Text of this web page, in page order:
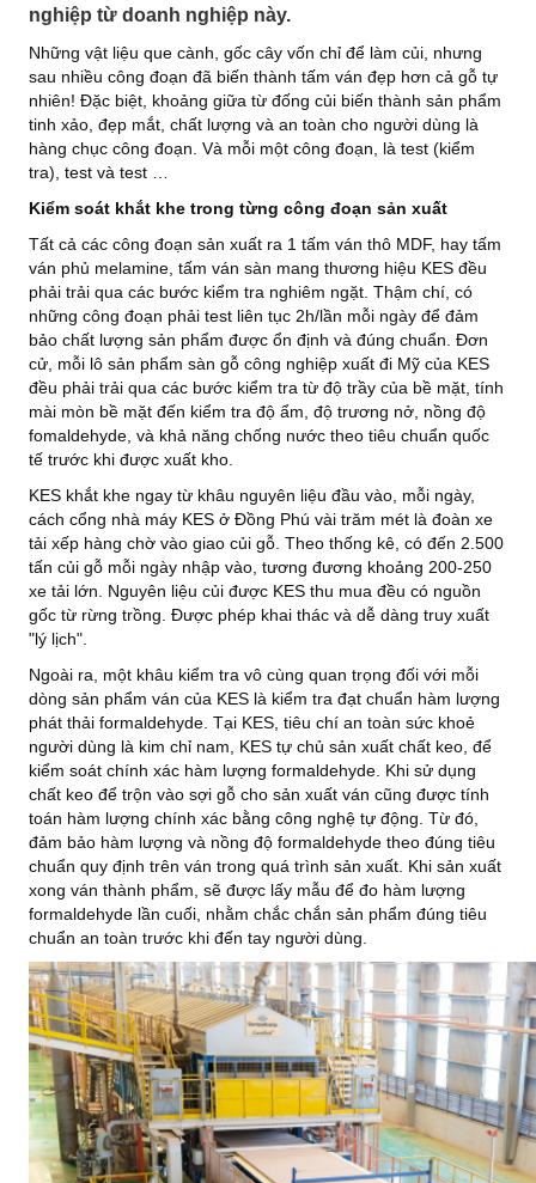
nghiệp từ doanh nghiệp này.
Những vật liệu que cành, gốc cây vốn chỉ để làm củi, nhưng
sau nhiều công đoạn đã biến thành tấm ván đẹp hơn cả gỗ tự
nhiên! Đặc biệt, khoảng giữa từ đống củi biến thành sản phẩm
tinh xảo, đẹp mắt, chất lượng và an toàn cho người dùng là
hàng chục công đoạn. Và mỗi một công đoạn, là test (kiểm
tra), test và test …
Kiểm soát khắt khe trong từng công đoạn sản xuất
Tất cả các công đoạn sản xuất ra 1 tấm ván thô MDF, hay tấm
ván phủ melamine, tấm ván sàn mang thương hiệu KES đều
phải trải qua các bước kiểm tra nghiêm ngặt. Thậm chí, có
những công đoạn phải test liên tục 2h/lần mỗi ngày để đảm
bảo chất lượng sản phẩm được ổn định và đúng chuẩn. Đơn
cử, mỗi lô sản phẩm sàn gỗ công nghiệp xuất đi Mỹ của KES
đều phải trải qua các bước kiểm tra từ độ trầy của bề mặt, tính
mài mòn bề mặt đến kiểm tra độ ẩm, độ trương nở, nồng độ
fomaldehyde, và khả năng chống nước theo tiêu chuẩn quốc
tế trước khi được xuất kho.
KES khắt khe ngay từ khâu nguyên liệu đầu vào, mỗi ngày,
cách cổng nhà máy KES ở Đồng Phú vài trăm mét là đoàn xe
tải xếp hàng chờ vào giao củi gỗ. Theo thống kê, có đến 2.500
tấn củi gỗ mỗi ngày nhập vào, tương đương khoảng 200-250
xe tải lớn. Nguyên liệu củi được KES thu mua đều có nguồn
gốc từ rừng trồng. Được phép khai thác và dễ dàng truy xuất
"lý lịch".
Ngoài ra, một khâu kiểm tra vô cùng quan trọng đối với mỗi
dòng sản phẩm ván của KES là kiểm tra đạt chuẩn hàm lượng
phát thải formaldehyde. Tại KES, tiêu chí an toàn sức khoẻ
người dùng là kim chỉ nam, KES tự chủ sản xuất chất keo, để
kiểm soát chính xác hàm lượng formaldehyde. Khi sử dụng
chất keo để trộn vào sợi gỗ cho sản xuất ván cũng được tính
toán hàm lượng chính xác bằng công nghệ tự động. Từ đó,
đảm bảo hàm lượng và nồng độ formaldehyde theo đúng tiêu
chuẩn quy định trên ván trong quá trình sản xuất. Khi sản xuất
xong ván thành phẩm, sẽ được lấy mẫu để đo hàm lượng
formaldehyde lần cuối, nhằm chắc chắn sản phẩm đúng tiêu
chuẩn an toàn trước khi đến tay người dùng.